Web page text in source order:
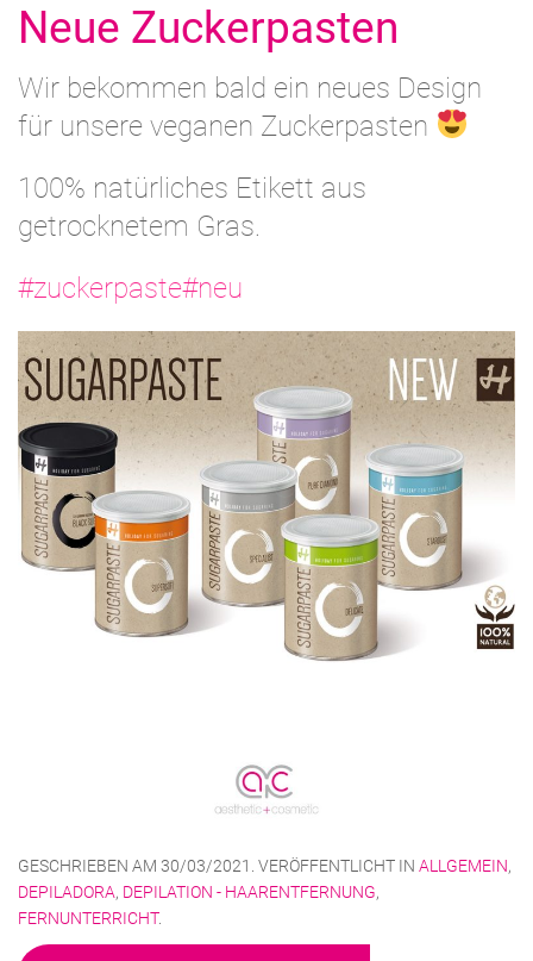
Neue Zuckerpasten
Wir bekommen bald ein neues Design
für unsere veganen Zuckerpasten
100% natürliches Etikett aus
getrocknetem Gras.
#zuckerpaste#neu
GESCHRIEBEN AM 30/03/2021 . VERÖFFENTLICHT IN ALLGEMEIN,
DEPILADORA, DEPILATION - HAARENTFERNUNG,
FERNUNTERRICHT.